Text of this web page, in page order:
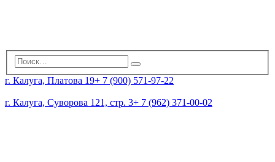
г. Калуга, Платова 19+ 7 (900) 571-97-22
г. Калуга, Суворова 121, стр. 3+ 7 (962) 371-00-02